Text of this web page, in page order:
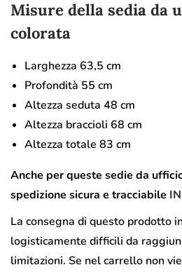
Misure della sedia da
colorata
Larghezza 63,5 cm
Profondità 55 cm
Altezza seduta 48 cm
Altezza braccioli 68 cm
Altezza totale 83 cm
Anche per queste sedie da
spedizione sicura e tracciabile
La consegna di questo prodotto
logisticamente difficili da
limitazioni. Se nel carrello non